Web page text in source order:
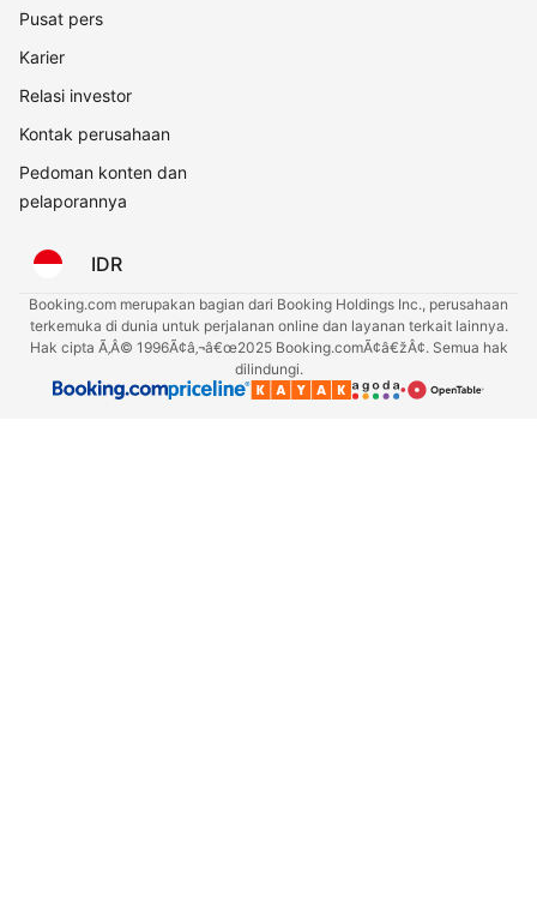
Pusat pers
Karier
Relasi investor
Kontak perusahaan
Pedoman konten dan
pelaporannya
IDR
Booking.com merupakan bagian dari Booking Holdings Inc., perusahaan
terkemuka di dunia untuk perjalanan online dan layanan terkait lainnya.
Hak cipta Ã‚Â© 1996Ã¢â‚¬â€œ2025 Booking.comÃ¢â€žÂ¢. Semua hak
dilindungi.